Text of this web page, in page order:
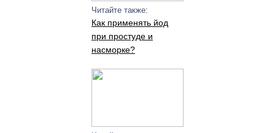
Читайте также:
Как применять йод
при простуде и
насморке?